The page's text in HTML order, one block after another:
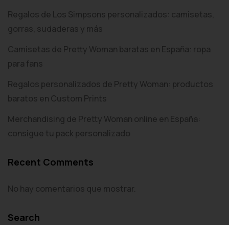
Regalos de Los Simpsons personalizados: camisetas,
gorras, sudaderas y más
Camisetas de Pretty Woman baratas en España: ropa
para fans
Regalos personalizados de Pretty Woman: productos
baratos en Custom Prints
Merchandising de Pretty Woman online en España:
consigue tu pack personalizado
Recent Comments
No hay comentarios que mostrar.
Search